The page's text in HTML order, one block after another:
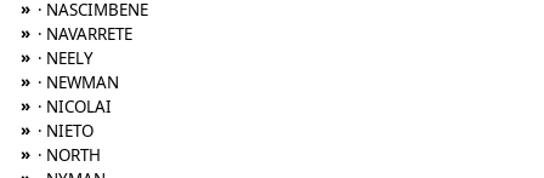
» · NASCIMBENE
» · NAVARRETE
» · NEELY
» · NEWMAN
» · NICOLAI
» · NIETO
» · NORTH